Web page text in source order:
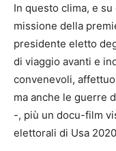
In questo clima, e
missione della
presidente eletto
di viaggio avanti e
convenevoli,
ma anche le guerre
-, più un docu-film
elettorali di Usa